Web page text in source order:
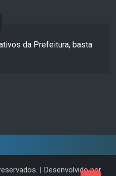
da Prefeitura, basta
| Desenvolvido por